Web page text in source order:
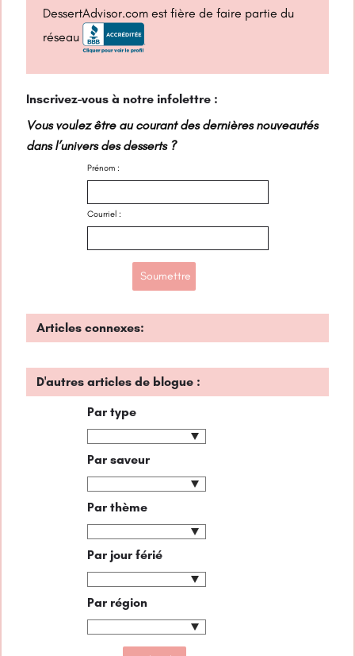
DessertAdvisor.com est fière de faire partie du
réseau
Inscrivez-vous à notre infolettre :
Vous voulez être au courant des dernières nouveautés
dans l’univers des desserts ?
Prénom :
Courriel :
Articles connexes:
D'autres articles de blogue :
Par type
Par saveur
Par thème
Par jour férié
Par région